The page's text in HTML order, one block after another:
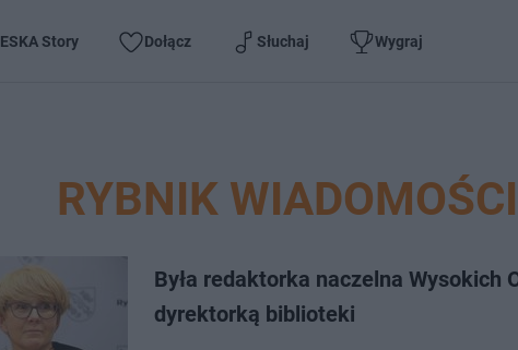
ESKA Story Dołącz Słuchaj Wygraj
RYBNIK WIADOMOŚCI
Była redaktorka naczelna Wysokich
dyrektorką biblioteki